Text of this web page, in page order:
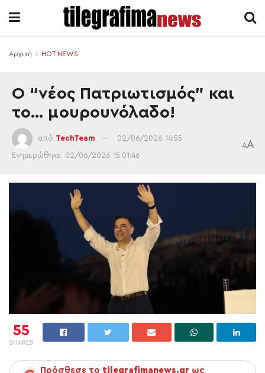
Αρχική HOT NEWS
Ο “νέος Πατριωτισμός” και
το… μουρουνόλαδο!
από TechTeam 02/06/2026 14:55
Ενημερώθηκε: 02/06/2026 15:01:46
AA
55
SHARES
Πρόσθεσε το tilegrafimanews.gr ως